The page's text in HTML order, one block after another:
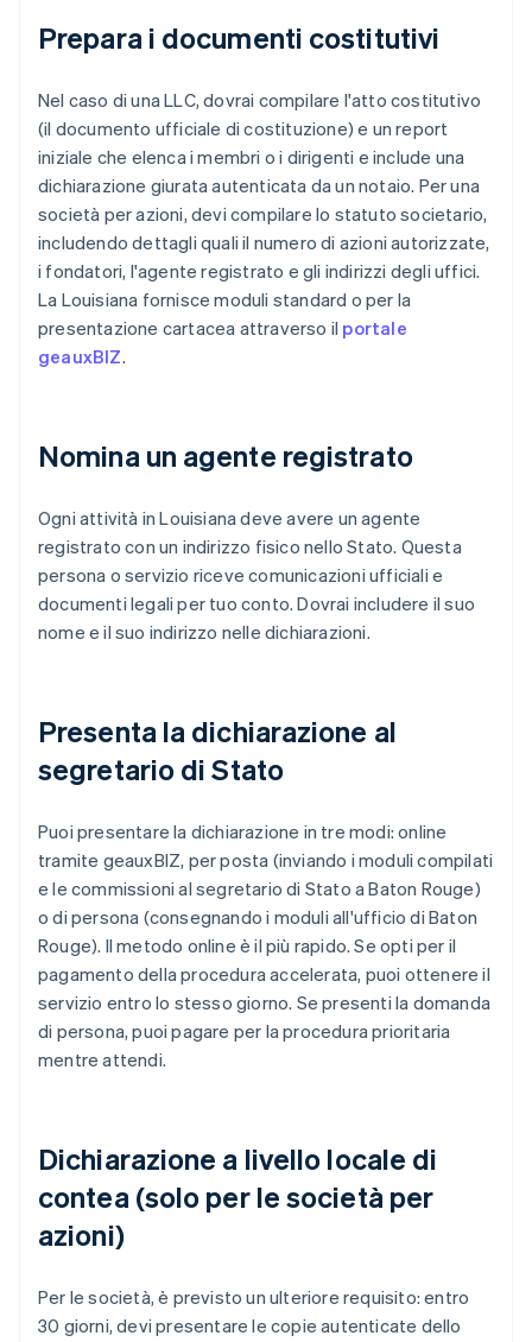
Prepara i documenti costitutivi
Nel caso di una LLC, dovrai compilare l'atto costitutivo
(il documento ufficiale di costituzione) e un report
iniziale che elenca i membri o i dirigenti e include una
dichiarazione giurata autenticata da un notaio. Per una
società per azioni, devi compilare lo statuto societario,
includendo dettagli quali il numero di azioni autorizzate,
i fondatori, l'agente registrato e gli indirizzi degli uffici.
La Louisiana fornisce moduli standard o per la
presentazione cartacea attraverso il portale
geauxBIZ.
Nomina un agente registrato
Ogni attività in Louisiana deve avere un agente
registrato con un indirizzo fisico nello Stato. Questa
persona o servizio riceve comunicazioni ufficiali e
documenti legali per tuo conto. Dovrai includere il suo
nome e il suo indirizzo nelle dichiarazioni.
Presenta la dichiarazione al
segretario di Stato
Puoi presentare la dichiarazione in tre modi: online
tramite geauxBIZ, per posta (inviando i moduli compilati
e le commissioni al segretario di Stato a Baton Rouge)
o di persona (consegnando i moduli all'ufficio di Baton
Rouge). Il metodo online è il più rapido. Se opti per il
pagamento della procedura accelerata, puoi ottenere il
servizio entro lo stesso giorno. Se presenti la domanda
di persona, puoi pagare per la procedura prioritaria
mentre attendi.
Dichiarazione a livello locale di
contea (solo per le società per
azioni)
Per le società, è previsto un ulteriore requisito: entro
30 giorni, devi presentare le copie autenticate dello